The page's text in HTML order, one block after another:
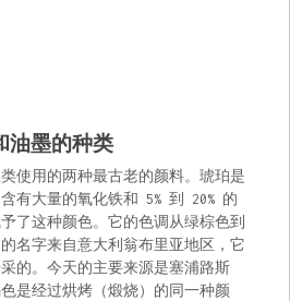
油墨的种类
使用的两种最古老的颜料。琥珀是
有大量的氧化铁和 5% 到 20% 的
了这种颜色。它的色调从绿棕色到
名字来自意大利 翁布里亚地区，它
的。今天的主要来源是塞浦路斯
是经过烘烤（煅烧）的同一种颜